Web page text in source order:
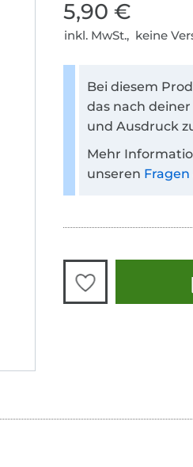
5,90 €
inkl. MwSt., keine
Bei diesem
das nach
und Ausdruck
Mehr
unseren